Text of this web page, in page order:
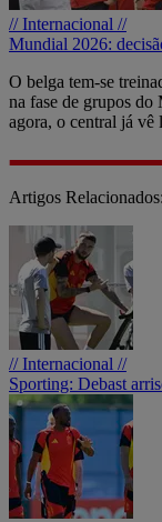
// Internacional //
Mundial 2026:
O belga tem-se
na fase de grupos do
agora, o central já
Artigos Relacionados:
// Internacional //
Sporting: Debast